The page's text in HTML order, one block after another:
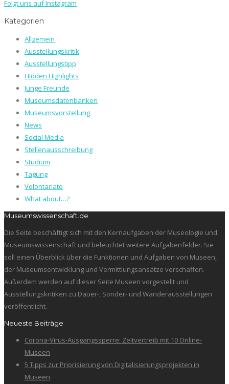
Folgt uns auf Instagram
Kategorien
Allgemein
Ausstellungskritik
Ausstellungstipp
Hidden Highlights
Junge Freunde
Museumsdatenbanken
Museumsvorstellung
News
Social Media
Stellenausschreibung
Studium
Tagung
Volontariate
What about…?
Museumswissenschaft.de
Die Seite beschäftigt sich mit den Kernaufgaben der Museologie und
Museumswissenschaft und beleuchtet weitere Aufgabenfelder. Sie
soll einen Überblick über die Funktionen und Aufgaben von Museen,
der Museumsentwicklung und Vermittlungsansätze verschaffen.
Außerdem werden auf dieser Seite Museen vorgestellt und
Ausstellungskritiken zu Dauer-, Sonder- und Wanderausstellungen
veröffentlicht.
Neueste Beiträge
Corona-Virus-Ausgangssperre: Zeitvertreib mit 10 Online-
Museen
5 Tipps zur Priorisierung von Digitalisierungsprojekten in
Museen